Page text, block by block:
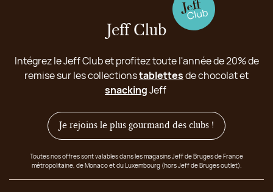
Jeff Club
Intégrez le Jeff Club et profitez toute l'année de 20% de
remise sur les collectionstablettesde chocolat et
snackingJeff
Je rejoins le plus gourmand des clubs !
Toutes nos offres sont valables dans les magasins Jeff de Bruges de France
métropolitaine, de Monaco et du Luxembourg (hors Jeff de Bruges outlet).